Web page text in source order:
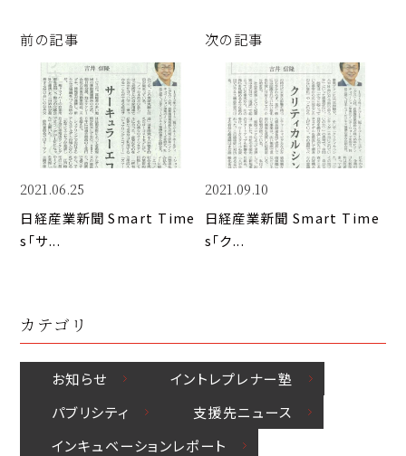
o
p
y
Li
n
k
a
e
b
o
o
e
d
I
n
前の記事
2021.06.25
日経産業新聞 Smart Time
s「サ...
次の記事
2021.09.10
日経産業新聞 Smart Time
s「ク...
カテゴリ
お知らせ
イントレプレナー塾
パブリシティ
⽀援先ニュース
インキュベーションレポート